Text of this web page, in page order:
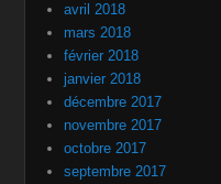
avril 2018
mars 2018
février 2018
janvier 2018
décembre 2017
novembre 2017
octobre 2017
septembre 2017